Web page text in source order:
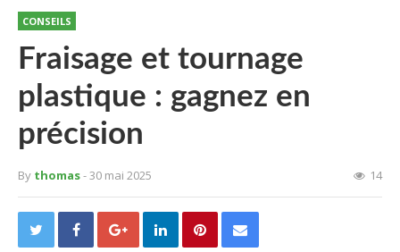
CONSEILS
Fraisage et tournage
plastique : gagnez en
précision
By thomas- 30 mai 2025 14